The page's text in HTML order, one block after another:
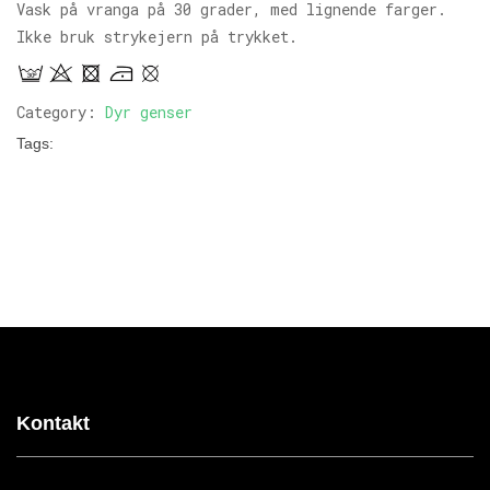
Vask på vranga på 30 grader, med lignende farger.
Ikke bruk strykejern på trykket.
Category: Dyr genser
Tags:
Kontakt